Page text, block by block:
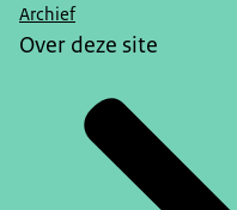
Archief
Over deze site